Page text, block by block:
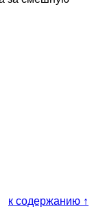
к содержанию ↑